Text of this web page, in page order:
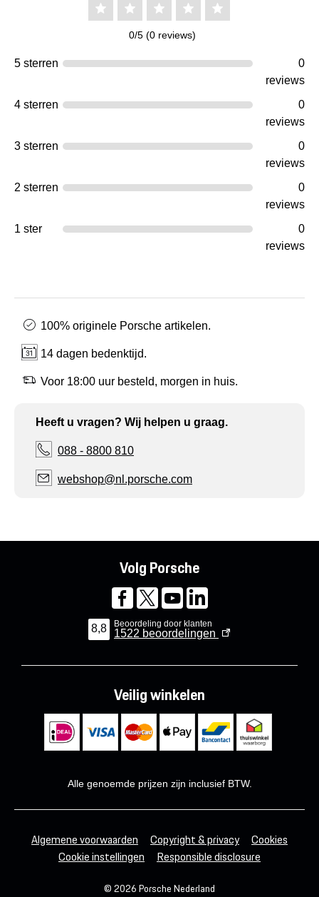
0/5 (0 reviews)
5 sterren
0
reviews
4 sterren
0
reviews
3 sterren
0
reviews
2 sterren
0
reviews
1 ster
0
reviews
100% originele Porsche artikelen.
14 dagen bedenktijd.
Voor 18:00 uur besteld, morgen in huis.
Heeft u vragen? Wij helpen u graag.
088 - 8800 810
webshop@nl.porsche.com
Volg Porsche
8,8 Beoordeling door klanten
1522 beoordelingen
Veilig winkelen
Alle genoemde prijzen zijn inclusief BTW.
Algemene voorwaarden Copyright & privacy
Cookies
Cookie instellingen
Responsible disclosure
© 2026 Porsche Nederland